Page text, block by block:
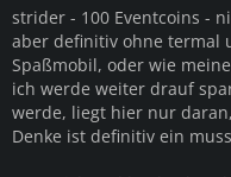
strider - 100 Eventcoins -
aber definitiv ohne termal
Spaßmobil, oder wie
ich werde weiter drauf
werde, liegt hier nur
Denke ist definitiv ein